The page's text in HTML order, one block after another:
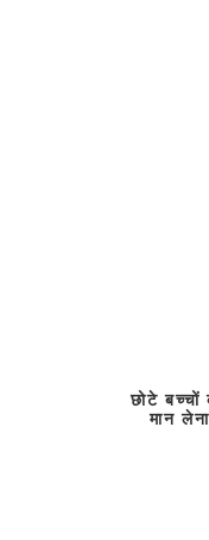
छोटे बच्चों
मान